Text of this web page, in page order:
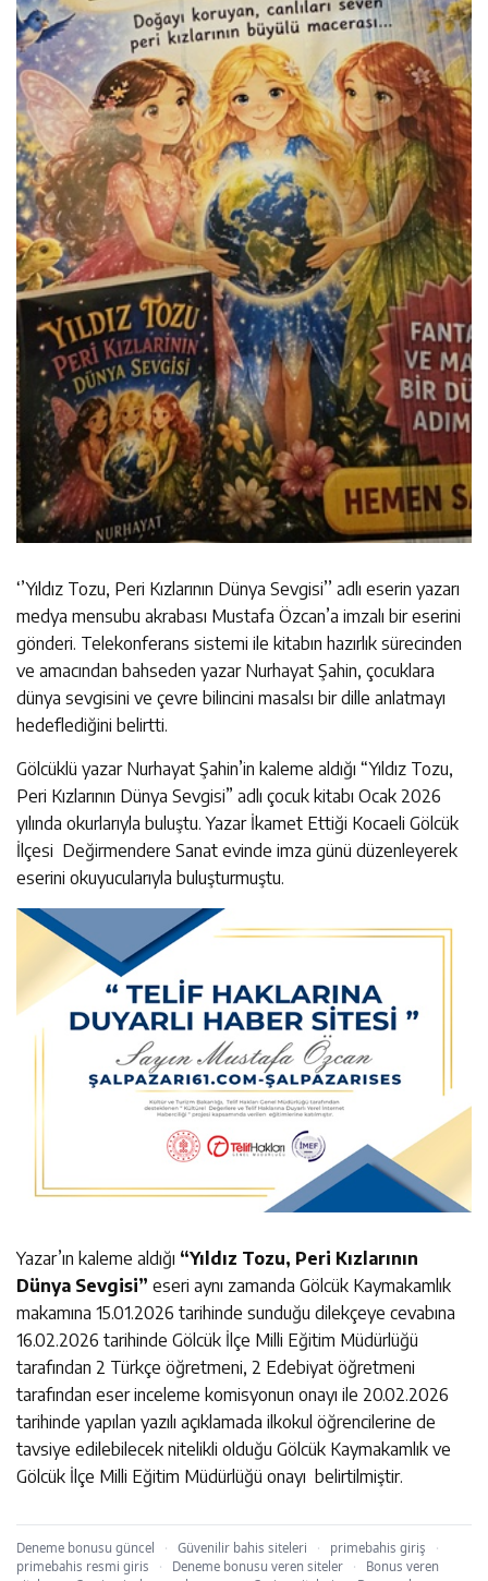
‘’Yıldız Tozu, Peri Kızlarının Dünya Sevgisi’’ adlı eserin yazarı
medya mensubu akrabası Mustafa Özcan’a imzalı bir eserini
gönderi. Telekonferans sistemi ile kitabın hazırlık sürecinden
ve amacından bahseden yazar Nurhayat Şahin, çocuklara
dünya sevgisini ve çevre bilincini masalsı bir dille anlatmayı
hedeflediğini belirtti.
Gölcüklü yazar Nurhayat Şahin’in kaleme aldığı “Yıldız Tozu,
Peri Kızlarının Dünya Sevgisi” adlı çocuk kitabı Ocak 2026
yılında okurlarıyla buluştu. Yazar İkamet Ettiği Kocaeli Gölcük
İlçesi Değirmendere Sanat evinde imza günü düzenleyerek
eserini okuyucularıyla buluşturmuştu.
Yazar’ın kaleme aldığı “Yıldız Tozu, Peri Kızlarının
Dünya Sevgisi” eseri aynı zamanda Gölcük Kaymakamlık
makamına 15.01.2026 tarihinde sunduğu dilekçeye cevabına
16.02.2026 tarihinde Gölcük İlçe Milli Eğitim Müdürlüğü
tarafından 2 Türkçe öğretmeni, 2 Edebiyat öğretmeni
tarafından eser inceleme komisyonun onayı ile 20.02.2026
tarihinde yapılan yazılı açıklamada ilkokul öğrencilerine de
tavsiye edilebilecek nitelikli olduğu Gölcük Kaymakamlık ve
Gölcük İlçe Milli Eğitim Müdürlüğü onayı belirtilmiştir.
Deneme bonusu güncel · Güvenilir bahis siteleri · primebahis giriş
·
primebahis resmi giris
· Deneme bonusu veren siteler ·
Bonus veren